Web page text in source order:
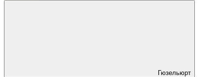
Гюзельюрт